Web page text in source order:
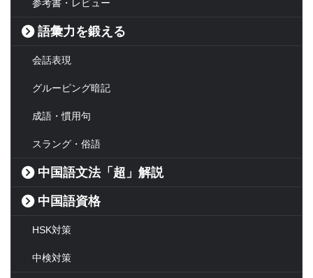
参考書・レビュー
語彙力を鍛える
会話表現
グルーピング暗記
成語・慣用句
スラング・俗語
中国語文法「超」解説
中国語資格
HSK対策
中検対策